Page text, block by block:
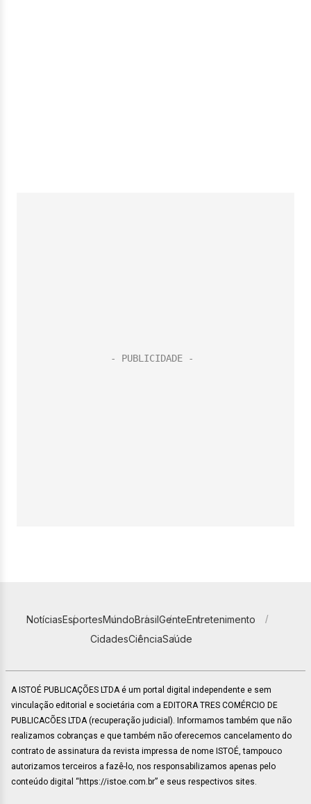
NotíciasEsportesMundoBrasilGenteEntretenimento
CidadesCiênciaSaúde
A ISTOÉ PUBLICAÇÕES LTDA é um portal digital independente e sem
vinculação editorial e societária com a EDITORA TRES COMÉRCIO DE
PUBLICACÕES LTDA (recuperação judicial). Informamos também que não
realizamos cobranças e que também não oferecemos cancelamento do
contrato de assinatura da revista impressa de nome ISTOÉ, tampouco
autorizamos terceiros a fazê-lo, nos responsabilizamos apenas pelo
conteúdo digital “https://istoe.com.br” e seus respectivos sites.